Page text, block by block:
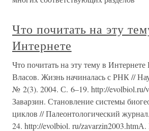
Что почитать на эту
Интернете
Что почитать на эту тему в
Власов. Жизнь начиналась с РНК //
№ 2(3). 2004. С. 6–19. http://evolbiol.ru/
Заварзин. Становление системы
циклов // Палеонтологический
24. http://evolbiol. ru/